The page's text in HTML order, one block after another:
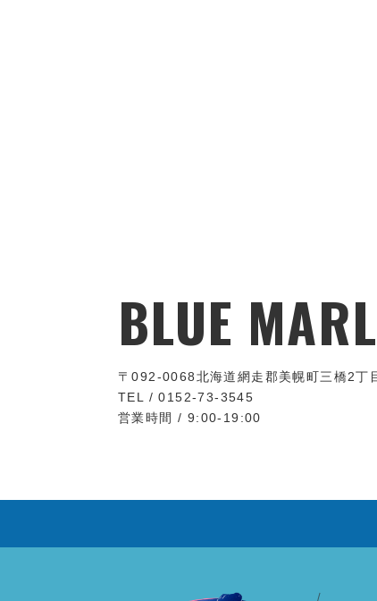
BLUE
〒092-0068北海道網走郡美幌町三橋2丁
TEL / 0152-73-3545
営業時間 / 9:00-19:00